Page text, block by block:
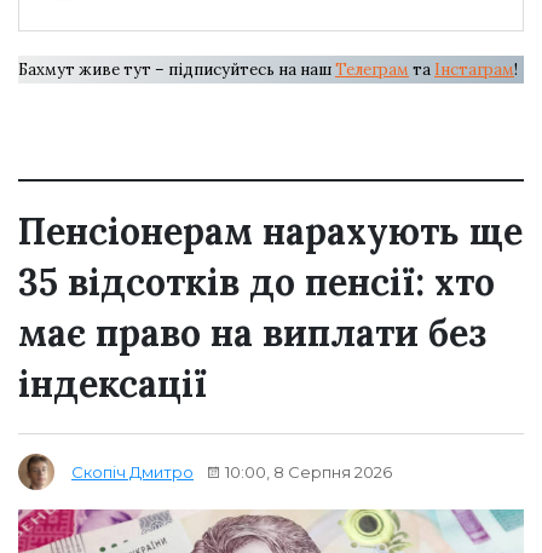
Бахмут живе тут – підписуйтесь на нашТелеграм та Інстаграм!
Пенсіонерам нарахують ще
35 відсотків до пенсії: хто
має право на виплати без
індексації
Скопіч Дмитро 10:00, 8 Серпня 2026